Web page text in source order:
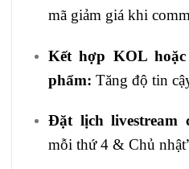
mã giảm giá khi
Kết hợp KOL
phẩm: Tăng độ tin
Đặt lịch livestream
mỗi thứ 4 & Chủ